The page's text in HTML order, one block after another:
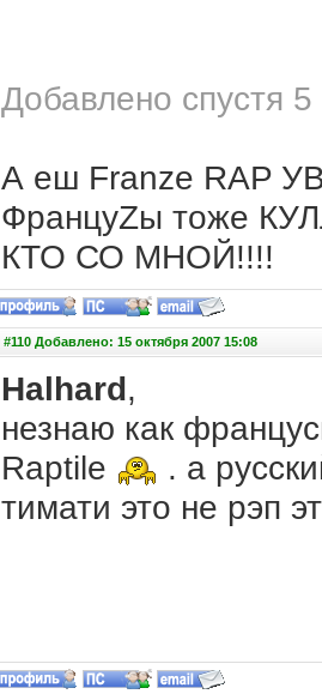
Добавлено спустя
А еш Franze RAP
ФранцуZы тоже
КТО СО МНОЙ!!!!
#110 Добавлено: 15 октября 2007 15:08
Halhard,
незнаю как
Raptile
. а
тимати это не рэп